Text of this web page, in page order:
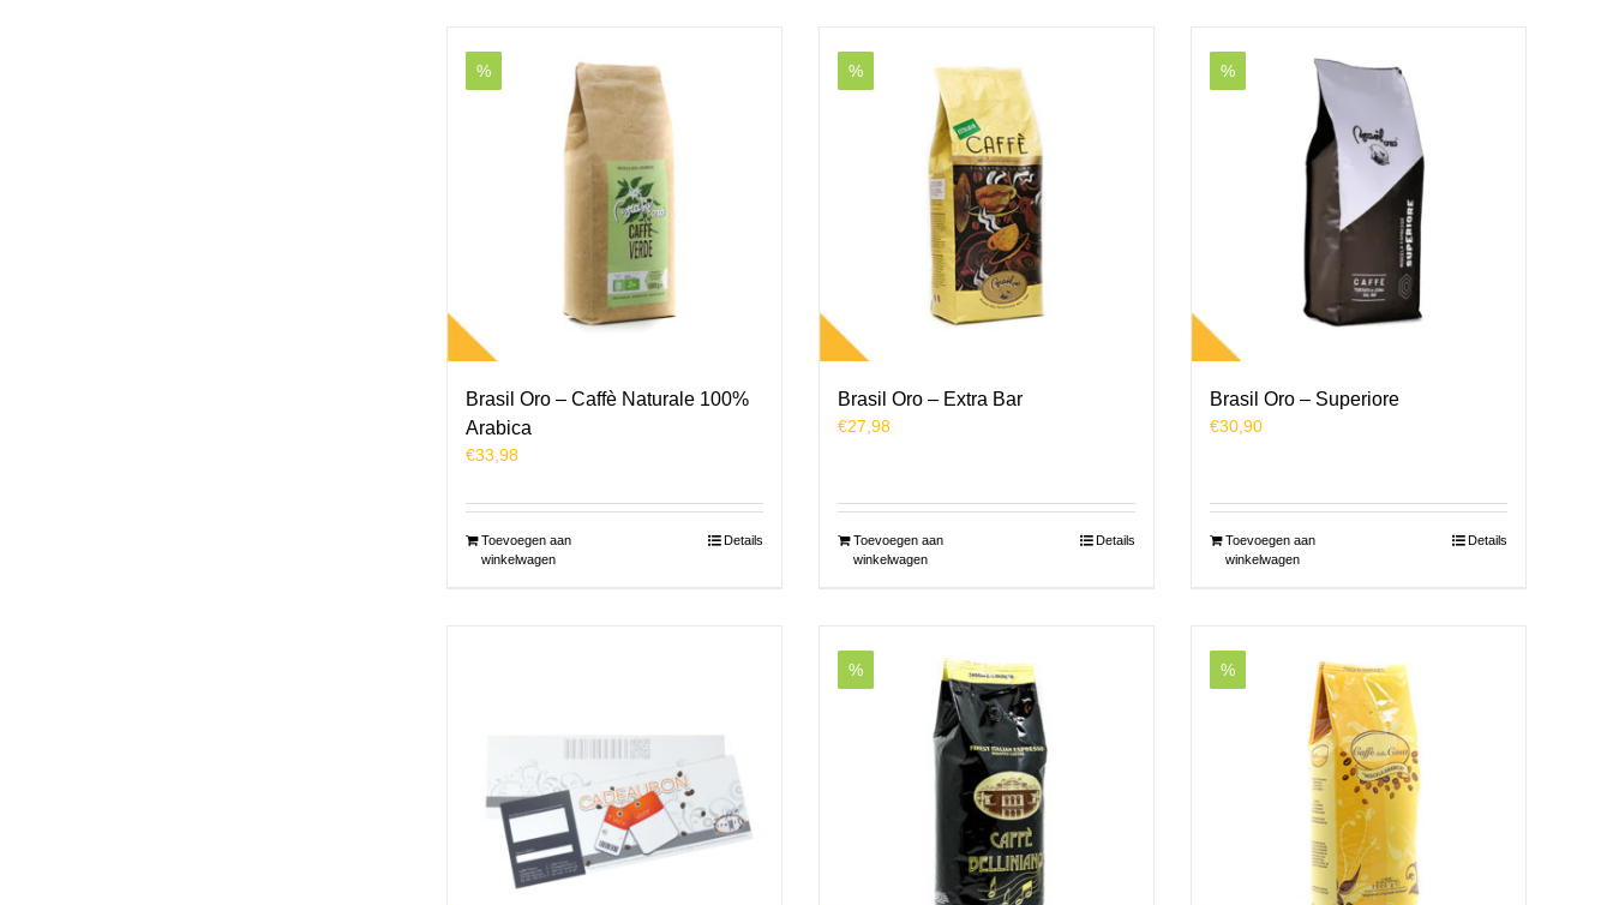
%
Brasil Oro – Caffè Naturale 100%
Arabica
€33,98
Toevoegen aan
winkelwagen
Details
%
Brasil Oro – Extra Bar
€27,98
Toevoegen aan
winkelwagen
Details
%
Brasil Oro – Superiore
€30,90
Toevoegen aan
winkelwagen
Details
% %